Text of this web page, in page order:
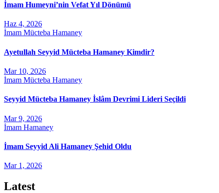
İmam Humeyni’nin Vefat Yıl Dönümü
Haz 4, 2026
İmam Mücteba Hamaney
Ayetullah Seyyid Mücteba Hamaney Kimdir?
Mar 10, 2026
İmam Mücteba Hamaney
Seyyid Mücteba Hamaney İslâm Devrimi Lideri Seçildi
Mar 9, 2026
İmam Hamaney
İmam Seyyid Ali Hamaney Şehid Oldu
Mar 1, 2026
Latest